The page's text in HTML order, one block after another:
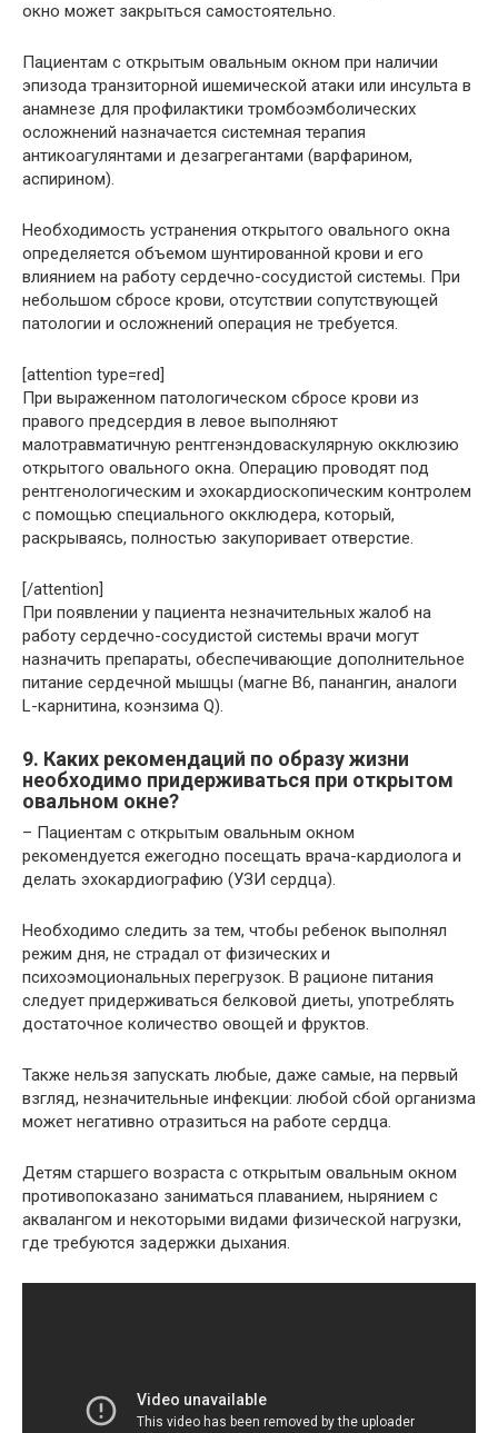
окно может закрыться самостоятельно.
Пациентам с открытым овальным окном при наличии
эпизода транзиторной ишемической атаки или инсульта в
анамнезе для профилактики тромбоэмболических
осложнений назначается системная терапия
антикоагулянтами и дезагрегантами (варфарином,
аспирином).
Необходимость устранения открытого овального окна
определяется объемом шунтированной крови и его
влиянием на работу сердечно-сосудистой системы. При
небольшом сбросе крови, отсутствии сопутствующей
патологии и осложнений операция не требуется.
[attention type=red]
При выраженном патологическом сбросе крови из
правого предсердия в левое выполняют
малотравматичную рентгенэндоваскулярную окклюзию
открытого овального окна. Операцию проводят под
рентгенологическим и эхокардиоскопическим контролем
с помощью специального окклюдера, который,
раскрываясь, полностью закупоривает отверстие.
[/attention]
При появлении у пациента незначительных жалоб на
работу сердечно-сосудистой системы врачи могут
назначить препараты, обеспечивающие дополнительное
питание сердечной мышцы (магне В6, панангин, аналоги
L-карнитина, коэнзима Q).
9. Каких рекомендаций по образу жизни
необходимо придерживаться при открытом
овальном окне?
– Пациентам с открытым овальным окном
рекомендуется ежегодно посещать врача-кардиолога и
делать эхокардиографию (УЗИ сердца).
Необходимо следить за тем, чтобы ребенок выполнял
режим дня, не страдал от физических и
психоэмоциональных перегрузок. В рационе питания
следует придерживаться белковой диеты, употреблять
достаточное количество овощей и фруктов.
Также нельзя запускать любые, даже самые, на первый
взгляд, незначительные инфекции: любой сбой организма
может негативно отразиться на работе сердца.
Детям старшего возраста с открытым овальным окном
противопоказано заниматься плаванием, нырянием с
аквалангом и некоторыми видами физической нагрузки,
где требуются задержки дыхания.